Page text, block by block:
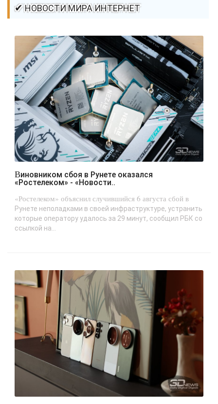
✔ НОВОСТИ МИРА ИНТЕРНЕТ
Виновником сбоя в Рунете оказался
«Ростелеком» - «Новости..
«Ростелеком» объяснил случившийся 6 августа сбой в
Рунете неполадками в своей инфраструктуре, устранить
которые оператору удалось за 29 минут, сообщил РБК со
ссылкой на...